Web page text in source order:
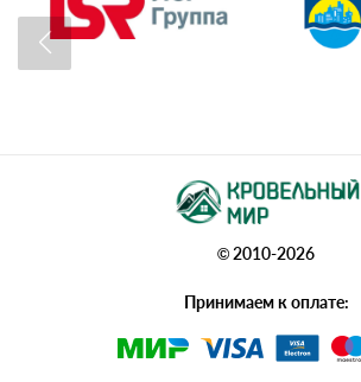
© 2010-2026
Принимаем к оплате: